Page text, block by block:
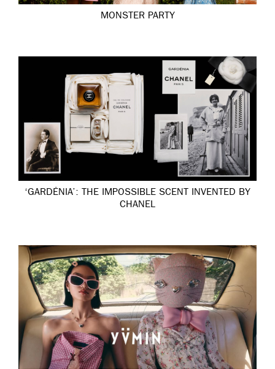
MONSTER PARTY
‘GARDÉNIA’: THE IMPOSSIBLE SCENT INVENTED BY
CHANEL